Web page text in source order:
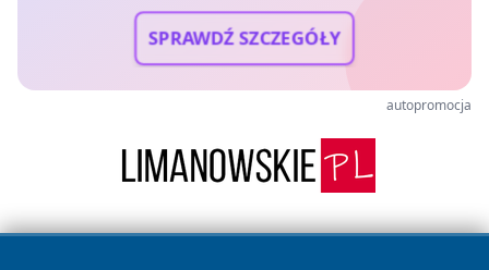
SPRAWDŹ SZCZEGÓŁY
autopromocja